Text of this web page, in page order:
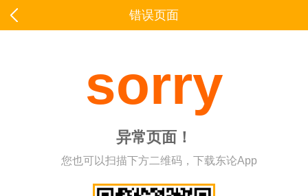
错误页面
sorry
异常页面！
您也可以扫描下方二维码，下载东论App